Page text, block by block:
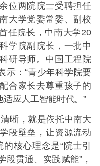
两院院士受聘担任
大学党委常委、副校
任院长，中南大学20
学院副院长，一批中
研导师。中国工程院
示：“青少年科学院要
合家长去尊重孩子的
应人工智能时代。”
晰，就是依托中南大
段壁垒，让资源流动
核心理念是“院士引
贯通、实践赋能”，